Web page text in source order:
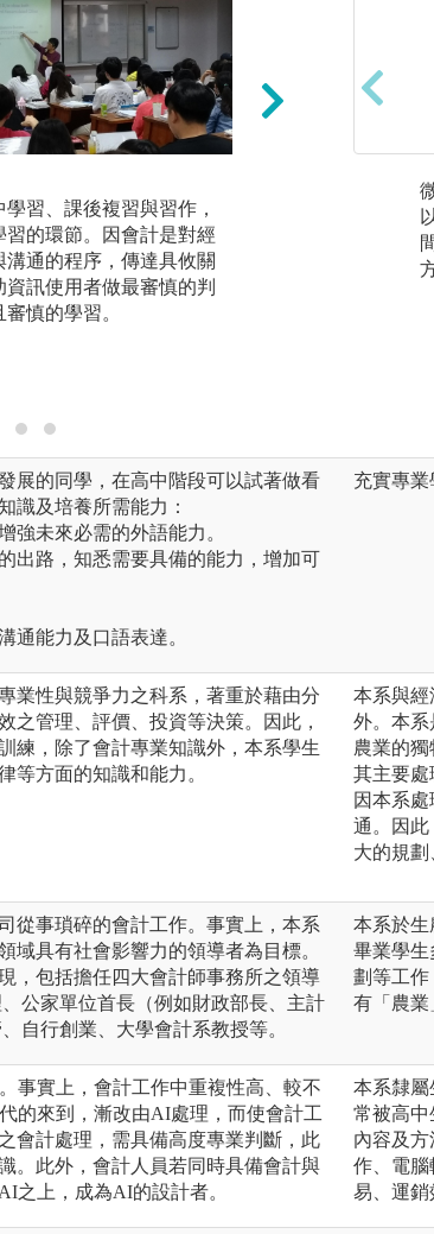
習、課後複習與習作，
的環節。因會計是對經
通的程序，傳達具攸關
訊使用者做最審慎的判
慎的學習。
小組合
「小組
方法，
一小組
展的同學，在高中階段可以試著做看
識及培養所需能力：
強未來必需的外語能力。
出路，知悉需要具備的能力，增加可
通能力及口語表達。
充實專業
業性與競爭力之科系，著重於藉由分
之管理、評價、投資等決策。因此，
練，除了會計專業知識外，本系學生
等方面的知識和能力。
本系與經
外。本系
農業的獨
其主要處
因本系
通。因此
大的規劃
從事瑣碎的會計工作。事實上，本系
域具有社會影響力的領導者為目標。
，包括擔任四大會計師事務所之領導
公家單位首長（例如財政部長、主計
自行創業、大學會計系教授等。
本系於生
畢業學生
劃等工作
有「農業
事實上，會計工作中重複性高、較不
的來到，漸改由AI處理，而使會計工
會計處理，需具備高度專業判斷，此
。此外，會計人員若同時具備會計與
之上，成為AI的設計者。
本系隸屬
常被高中
內容及
作、電腦
易、運銷